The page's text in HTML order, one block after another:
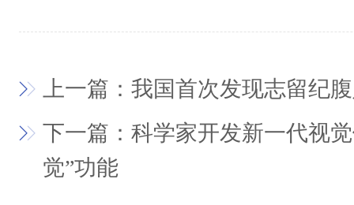
上一篇：我国首次发现志留纪
下一篇：科学家开发新一代视
觉”功能